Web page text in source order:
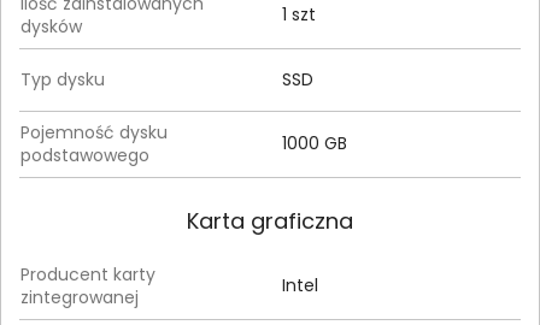
dysków
1 szt
Typ dysku SSD
Pojemność dysku
podstawowego
1000 GB
Karta graficzna
Producent karty
zintegrowanej
Intel